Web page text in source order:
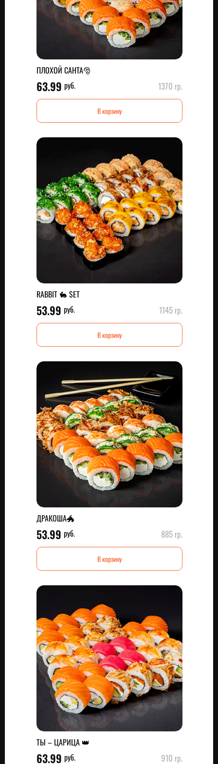
ПЛОХОЙ САНТА🎅
63.99 руб. 1370 гр.
В корзину
RABBIT 🐇 SET
53.99 руб. 1145 гр.
В корзину
ДРАКОША🐲
53.99 руб. 885 гр.
В корзину
ТЫ – ЦАРИЦА 👑
63.99 руб. 910 гр.